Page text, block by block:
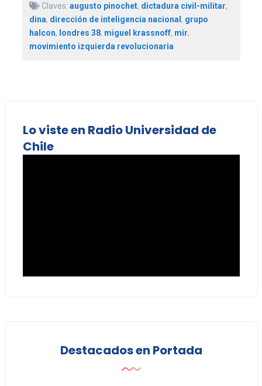
Claves: augusto pinochet, dictadura civil-militar,
dina, dirección de inteligencia nacional, grupo
halcon, londres 38, miguel krassnoff, mir,
movimiento izquierda revolucionaria
Lo viste en Radio Universidad de
Chile
Destacados en Portada